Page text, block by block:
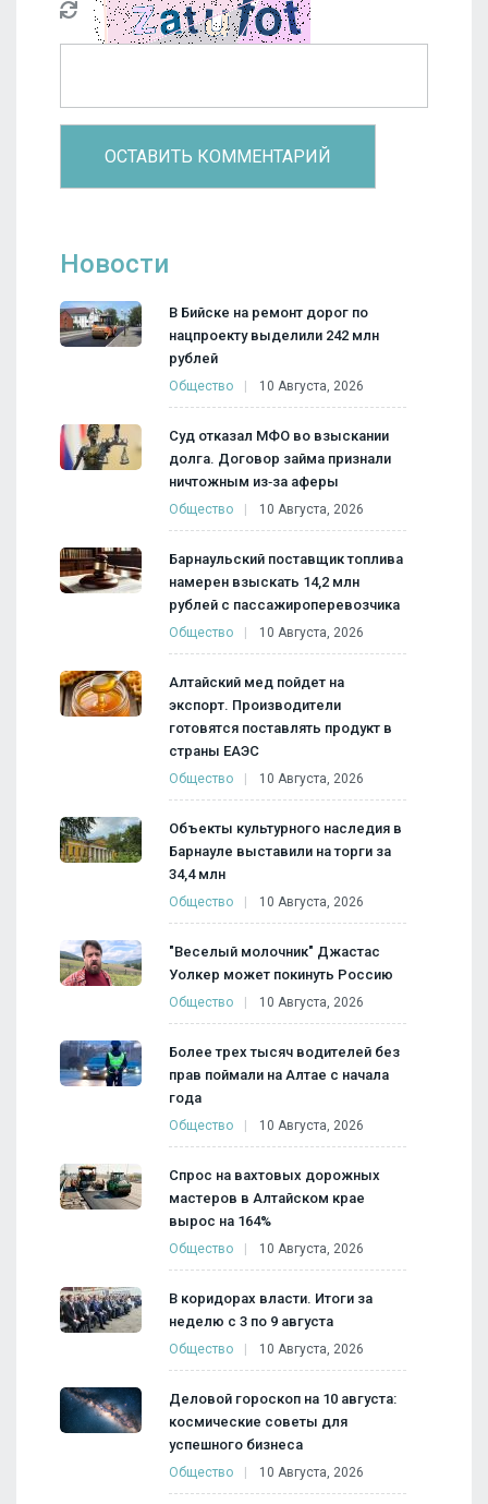
Новости
В Бийске на ремонт дорог по
нацпроекту выделили 242 млн
рублей
Общество 10 Августа, 2026
Суд отказал МФО во взыскании
долга. Договор займа признали
ничтожным из‑за аферы
Общество 10 Августа, 2026
Барнаульский поставщик топлива
намерен взыскать 14,2 млн
рублей с пассажироперевозчика
Общество 10 Августа, 2026
Алтайский мед пойдет на
экспорт. Производители
готовятся поставлять продукт в
страны ЕАЭС
Общество 10 Августа, 2026
Объекты культурного наследия в
Барнауле выставили на торги за
34,4 млн
Общество 10 Августа, 2026
"Веселый молочник" Джастас
Уолкер может покинуть Россию
Общество 10 Августа, 2026
Более трех тысяч водителей без
прав поймали на Алтае с начала
года
Общество 10 Августа, 2026
Спрос на вахтовых дорожных
мастеров в Алтайском крае
вырос на 164%
Общество 10 Августа, 2026
В коридорах власти. Итоги за
неделю с 3 по 9 августа
Общество 10 Августа, 2026
Деловой гороскоп на 10 августа:
космические советы для
успешного бизнеса
Общество 10 Августа, 2026